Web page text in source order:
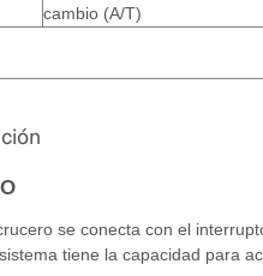
cambio (A/T)
se conecta con el
tiene la capacidad para